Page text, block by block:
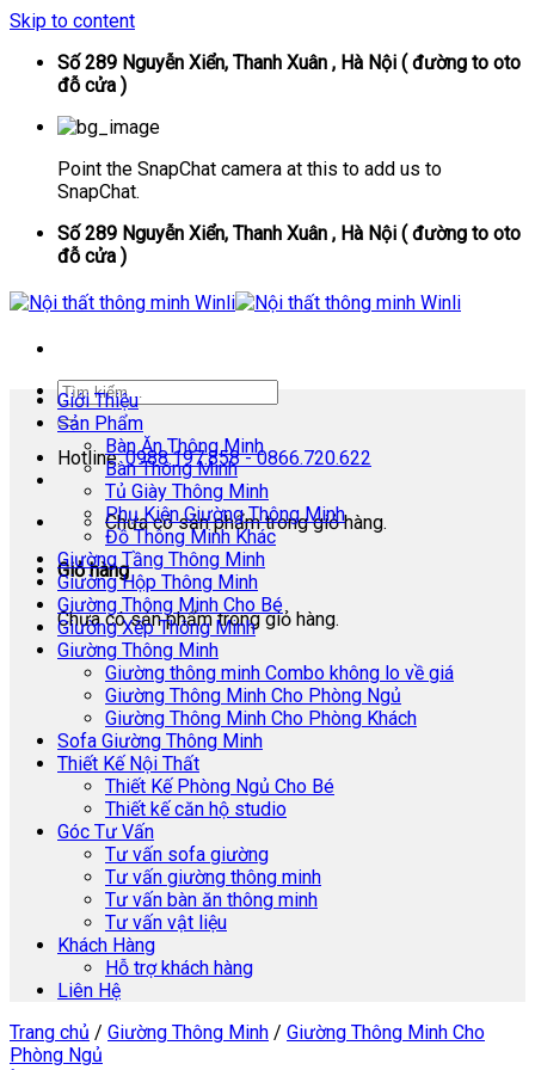
Skip to content
Số 289 Nguyễn Xiển, Thanh Xuân , Hà Nội ( đường to oto
đỗ cửa )
Point the SnapChat camera at this to add us to
SnapChat.
Số 289 Nguyễn Xiển, Thanh Xuân , Hà Nội ( đường to oto
đỗ cửa )
Hotline:0988.197.858 - 0866.720.622
Chưa có sản phẩm trong giỏ hàng.
Giỏ hàng
Chưa có sản phẩm trong giỏ hàng.
Giới Thiệu
Sản Phẩm
Bàn Ăn Thông Minh
Bàn Thông Minh
Tủ Giày Thông Minh
Phụ Kiện Giường Thông Minh
Đồ Thông Minh Khác
Giường Tầng Thông Minh
Giường Hộp Thông Minh
Giường Thông Minh Cho Bé
Giường Xếp Thông Minh
Giường Thông Minh
Giường thông minh Combo không lo về giá
Giường Thông Minh Cho Phòng Ngủ
Giường Thông Minh Cho Phòng Khách
Sofa Giường Thông Minh
Thiết Kế Nội Thất
Thiết Kế Phòng Ngủ Cho Bé
Thiết kế căn hộ studio
Góc Tư Vấn
Tư vấn sofa giường
Tư vấn giường thông minh
Tư vấn bàn ăn thông minh
Tư vấn vật liệu
Khách Hàng
Hỗ trợ khách hàng
Liên Hệ
Trang chủ / Giường Thông Minh / Giường Thông Minh Cho
Phòng Ngủ